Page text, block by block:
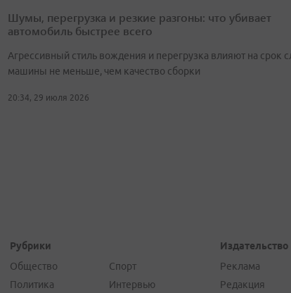
Шумы, перегрузка и резкие разгоны: что убивает
автомобиль быстрее всего
Агрессивный стиль вождения и перегрузка влияют на срок
машины не меньше, чем качество сборки
20:34, 29 июля 2026
Рубрики
Общество
Политика
Спорт
Интервью
Издательство
Реклама
Редакция